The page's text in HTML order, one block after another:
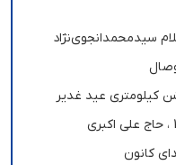
سیدمحمدانجوی‌نژاد
کیلومتری عید غدیر
کانون